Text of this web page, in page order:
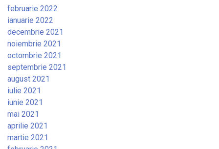
februarie 2022
ianuarie 2022
decembrie 2021
noiembrie 2021
octombrie 2021
septembrie 2021
august 2021
iulie 2021
iunie 2021
mai 2021
aprilie 2021
martie 2021